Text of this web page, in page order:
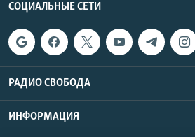
СОЦИАЛЬНЫЕ СЕТИ
РАДИО СВОБОДА
ИНФОРМАЦИЯ